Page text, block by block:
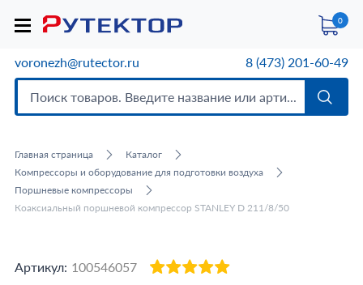
0
voronezh@rutector.ru 8 (473) 201-60-49
Главная страница
Каталог
Компрессоры и оборудование для подготовки воздуха
Поршневые компрессоры
Коаксиальный поршневой компрессор STANLEY D 211/8/50
Артикул: 100546057